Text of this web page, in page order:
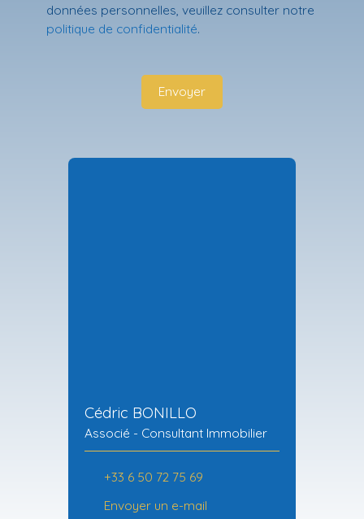
données personnelles, veuillez consulter notre
politique de confidentialité.
Envoyer
Cédric BONILLO
Associé - Consultant Immobilier
+33 6 50 72 75 69
Envoyer un e-mail